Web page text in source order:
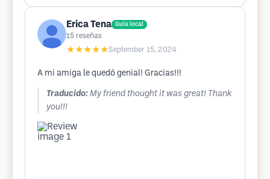
Erica Tena Guía local
15 reseñas
★★★★★September 15, 2024
A mi amiga le quedó genial! Gracias!!!
Traducido: My friend thought it was great! Thank
you!!!